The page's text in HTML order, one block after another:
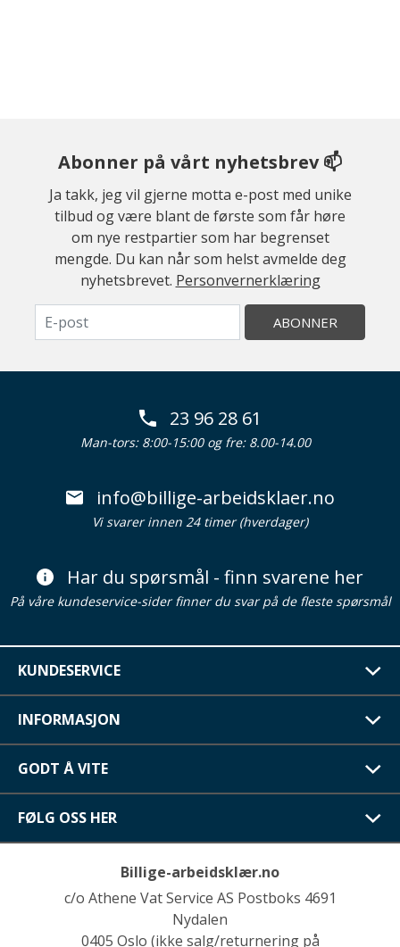
Abonner på vårt nyhetsbrev 📫
Ja takk, jeg vil gjerne motta e-post med unike
tilbud og være blant de første som får høre
om nye restpartier som har begrenset
mengde. Du kan når som helst avmelde deg
nyhetsbrevet. Personvernerklæring
ABONNER
23 96 28 61
Man-tors: 8:00-15:00 og fre: 8.00-14.00
info@billige-arbeidsklaer.no
Vi svarer innen 24 timer (hverdager)
Har du spørsmål - finn svarene her
På våre kundeservice-sider finner du svar på de fleste spørsmål
KUNDESERVICE
INFORMASJON
GODT Å VITE
FØLG OSS HER
Billige-arbeidsklær.no
c/o Athene Vat Service AS Postboks 4691
Nydalen
0405 Oslo (ikke salg/returnering på